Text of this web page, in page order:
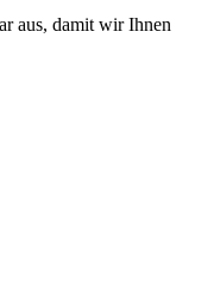
aus, damit wir Ihnen